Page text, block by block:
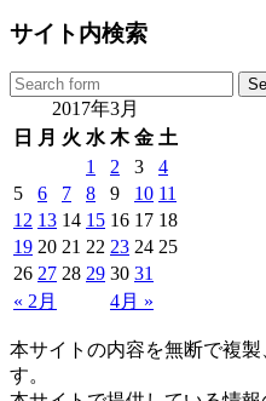
サイト内検索
2017年3月
日
月 火 水 木 金 土
« 2月 4月 »
1 2 3
4
5
6 7 8 9 10 11
12 13 14 15 16 17 18
19 20 21 22 23 24 25
26 27 28 29 30 31
本サイトの内容を無断で複
す。